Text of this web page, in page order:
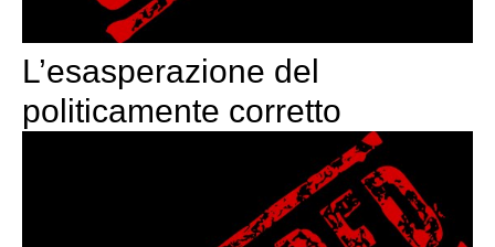
L’esasperazione del
politicamente corretto